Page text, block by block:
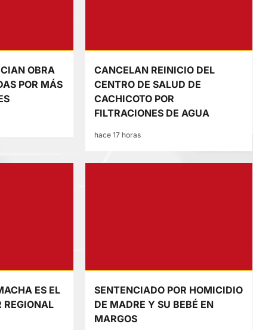
OBRA
POR MÁS
CANCELAN REINICIO DEL
CENTRO DE SALUD DE
CACHICOTO POR
FILTRACIONES DE AGUA
hace 17 horas
ES EL
REGIONAL
SENTENCIADO POR HOMICIDIO
DE MADRE Y SU BEBÉ EN
MARGOS